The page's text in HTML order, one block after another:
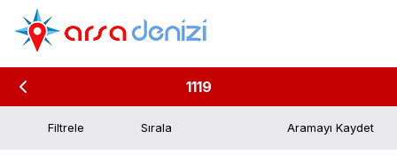
1119
Filtrele Aramayı Kaydet